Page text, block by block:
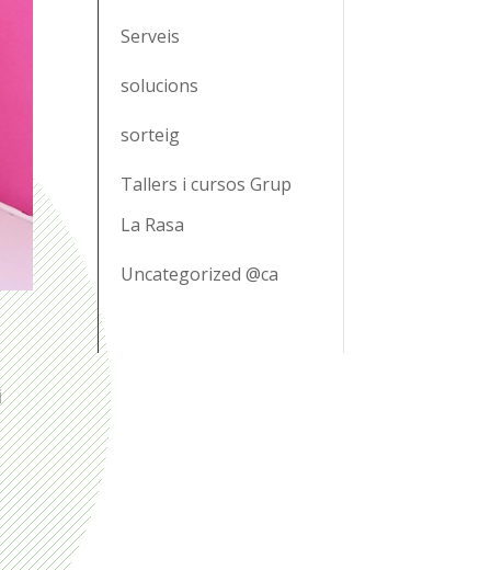
Serveis
solucions
sorteig
Tallers i cursos Grup
La Rasa
Uncategorized @ca